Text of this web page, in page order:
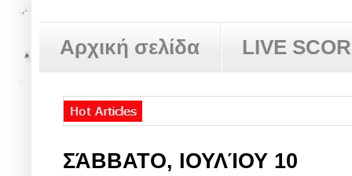
Αρχική σελίδα LIVE
ΣΆΒΒΑΤΟ, ΙΟΥΛΊΟΥ 10